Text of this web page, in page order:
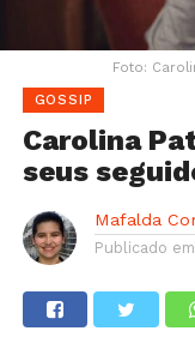
Foto:
GOSSIP
Carolina
seus
Mafalda
Publicado em